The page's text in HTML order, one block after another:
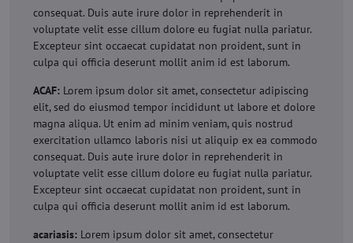
consequat. Duis aute irure dolor in reprehenderit in
voluptate velit esse cillum dolore eu fugiat nulla pariatur.
Excepteur sint occaecat cupidatat non proident, sunt in
culpa qui officia deserunt mollit anim id est laborum.
ACAF: Lorem ipsum dolor sit amet, consectetur adipiscing
elit, sed do eiusmod tempor incididunt ut labore et dolore
magna aliqua. Ut enim ad minim veniam, quis nostrud
exercitation ullamco laboris nisi ut aliquip ex ea commodo
consequat. Duis aute irure dolor in reprehenderit in
voluptate velit esse cillum dolore eu fugiat nulla pariatur.
Excepteur sint occaecat cupidatat non proident, sunt in
culpa qui officia deserunt mollit anim id est laborum.
acariasis: Lorem ipsum dolor sit amet, consectetur